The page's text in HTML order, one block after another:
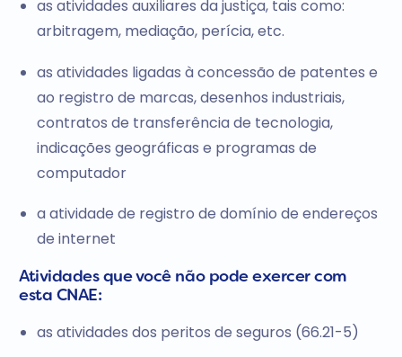
as atividades auxiliares da justiça, tais como:
arbitragem, mediação, perícia, etc.
as atividades ligadas à concessão de patentes e
ao registro de marcas, desenhos industriais,
contratos de transferência de tecnologia,
indicações geográficas e programas de
computador
a atividade de registro de domínio de endereços
de internet
Atividades que você não pode exercer com
esta CNAE:
as atividades dos peritos de seguros (66.21-5)